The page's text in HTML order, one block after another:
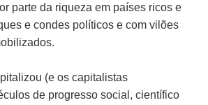
parte da riqueza em países ricos e
e condes políticos e com vilões
(e os capitalistas
de progresso social, científico